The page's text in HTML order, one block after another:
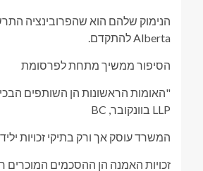
Alberta להתקדם.
הסיפור ממשיך מתחת לפרסומת
LLP בוונקובר, BC
המשרד עוסק אך ורק בתיקי זכויות
זכויות האמנה הן ההסכמים המוכרים